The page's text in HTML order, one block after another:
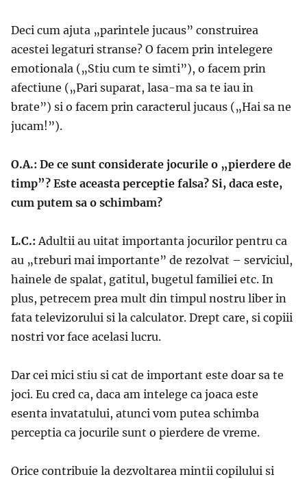
Deci cum ajuta „parintele jucaus” construirea
acestei legaturi stranse? O facem prin intelegere
emotionala („Stiu cum te simti”), o facem prin
afectiune („Pari suparat, lasa-ma sa te iau in
brate”) si o facem prin caracterul jucaus („Hai sa ne
jucam!”).
O.A.: De ce sunt considerate jocurile o „pierdere de
timp”? Este aceasta perceptie falsa? Si, daca este,
cum putem sa o schimbam?
L.C.: Adultii au uitat importanta jocurilor pentru ca
au „treburi mai importante” de rezolvat – serviciul,
hainele de spalat, gatitul, bugetul familiei etc. In
plus, petrecem prea mult din timpul nostru liber in
fata televizorului si la calculator. Drept care, si copiii
nostri vor face acelasi lucru.
Dar cei mici stiu si cat de important este doar sa te
joci. Eu cred ca, daca am intelege ca joaca este
esenta invatatului, atunci vom putea schimba
perceptia ca jocurile sunt o pierdere de vreme.
Orice contribuie la dezvoltarea mintii copilului si